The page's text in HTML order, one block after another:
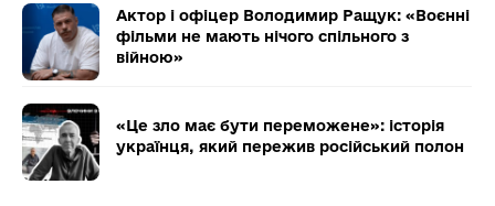
Актор і офіцер Володимир Ращук: «Воєнні
фільми не мають нічого спільного з
війною»
«Це зло має бути переможене»: історія
українця, який пережив російський полон